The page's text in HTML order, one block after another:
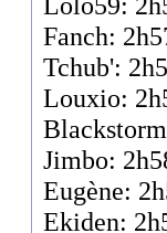
Fanch:
Tchub':
Louxio:
Jimbo:
Eugène:
Ekiden: